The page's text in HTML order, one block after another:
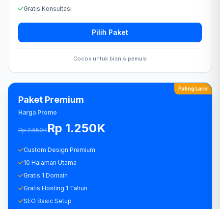
Gratis Konsultasi
Pilih Paket
Cocok untuk bisnis pemula
Paling Laris
Paket Premium
Harga Promo
Rp 2.550KRp 1.250K
Custom Design Premium
10 Halaman Utama
Gratis 1 Domain
Gratis Hosting 1 Tahun
SEO Basic Setup